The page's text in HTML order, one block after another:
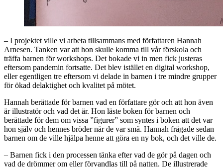
– I projektet ville vi arbeta tillsammans med författaren Hannah
Arnesen. Tanken var att hon skulle komma till vår förskola och
träffa barnen för workshops. Det bokade vi in men fick justeras
eftersom pandemin fortsatte. Det blev istället en digital workshop,
eller egentligen tre eftersom vi delade in barnen i tre mindre grupper
för ökad delaktighet och kvalitet på mötet.
Hannah berättade för barnen vad en författare gör och att hon även
är illustratör och vad det är. Hon läste boken för barnen och
berättade för dem om vissa ”figurer” som syntes i boken att det var
hon själv och hennes bröder när de var små. Hannah frågade sedan
barnen om de ville hjälpa henne att göra en ny bok, och det ville de.
– Barnen fick i den processen tänka efter vad de gör på dagen och
vad de drömmer om eller förvandlas till på natten. De illustrerade